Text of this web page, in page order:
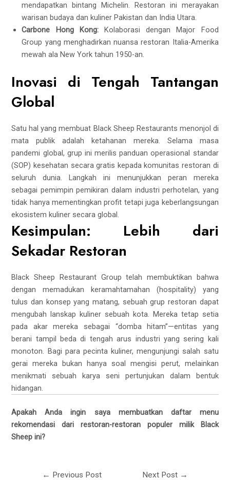
mendapatkan bintang Michelin. Restoran ini merayakan
warisan budaya dan kuliner Pakistan dan India Utara.
Carbone Hong Kong:Kolaborasi dengan Major Food
Group yang menghadirkan nuansa restoran Italia-Amerika
mewah ala New York tahun 1950-an.
Inovasi di Tengah Tantangan
Global
Satu hal yang membuat Black Sheep Restaurants menonjol di
mata publik adalah ketahanan mereka. Selama masa
pandemi global, grup ini merilis panduan operasional standar
(SOP) kesehatan secara gratis kepada komunitas restoran di
seluruh dunia. Langkah ini menunjukkan peran mereka
sebagai pemimpin pemikiran dalam industri perhotelan, yang
tidak hanya mementingkan profit tetapi juga keberlangsungan
ekosistem kuliner secara global.
Kesimpulan: Lebih dari
Sekadar Restoran
Black Sheep Restaurant Group telah membuktikan bahwa
dengan memadukan keramahtamahan (hospitality) yang
tulus dan konsep yang matang, sebuah grup restoran dapat
mengubah lanskap kuliner sebuah kota. Mereka tetap setia
pada akar mereka sebagai “domba hitam”—entitas yang
berani tampil beda di tengah arus industri yang sering kali
monoton. Bagi para pecinta kuliner, mengunjungi salah satu
gerai mereka bukan hanya soal mengisi perut, melainkan
menikmati sebuah karya seni pertunjukan dalam bentuk
hidangan.
Apakah Anda ingin saya membuatkan daftar menu
rekomendasi dari restoran-restoran populer milik Black
Sheep ini?
← Previous Post Next Post →